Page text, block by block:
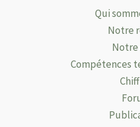
Qui
Notre
Notre
Compétences